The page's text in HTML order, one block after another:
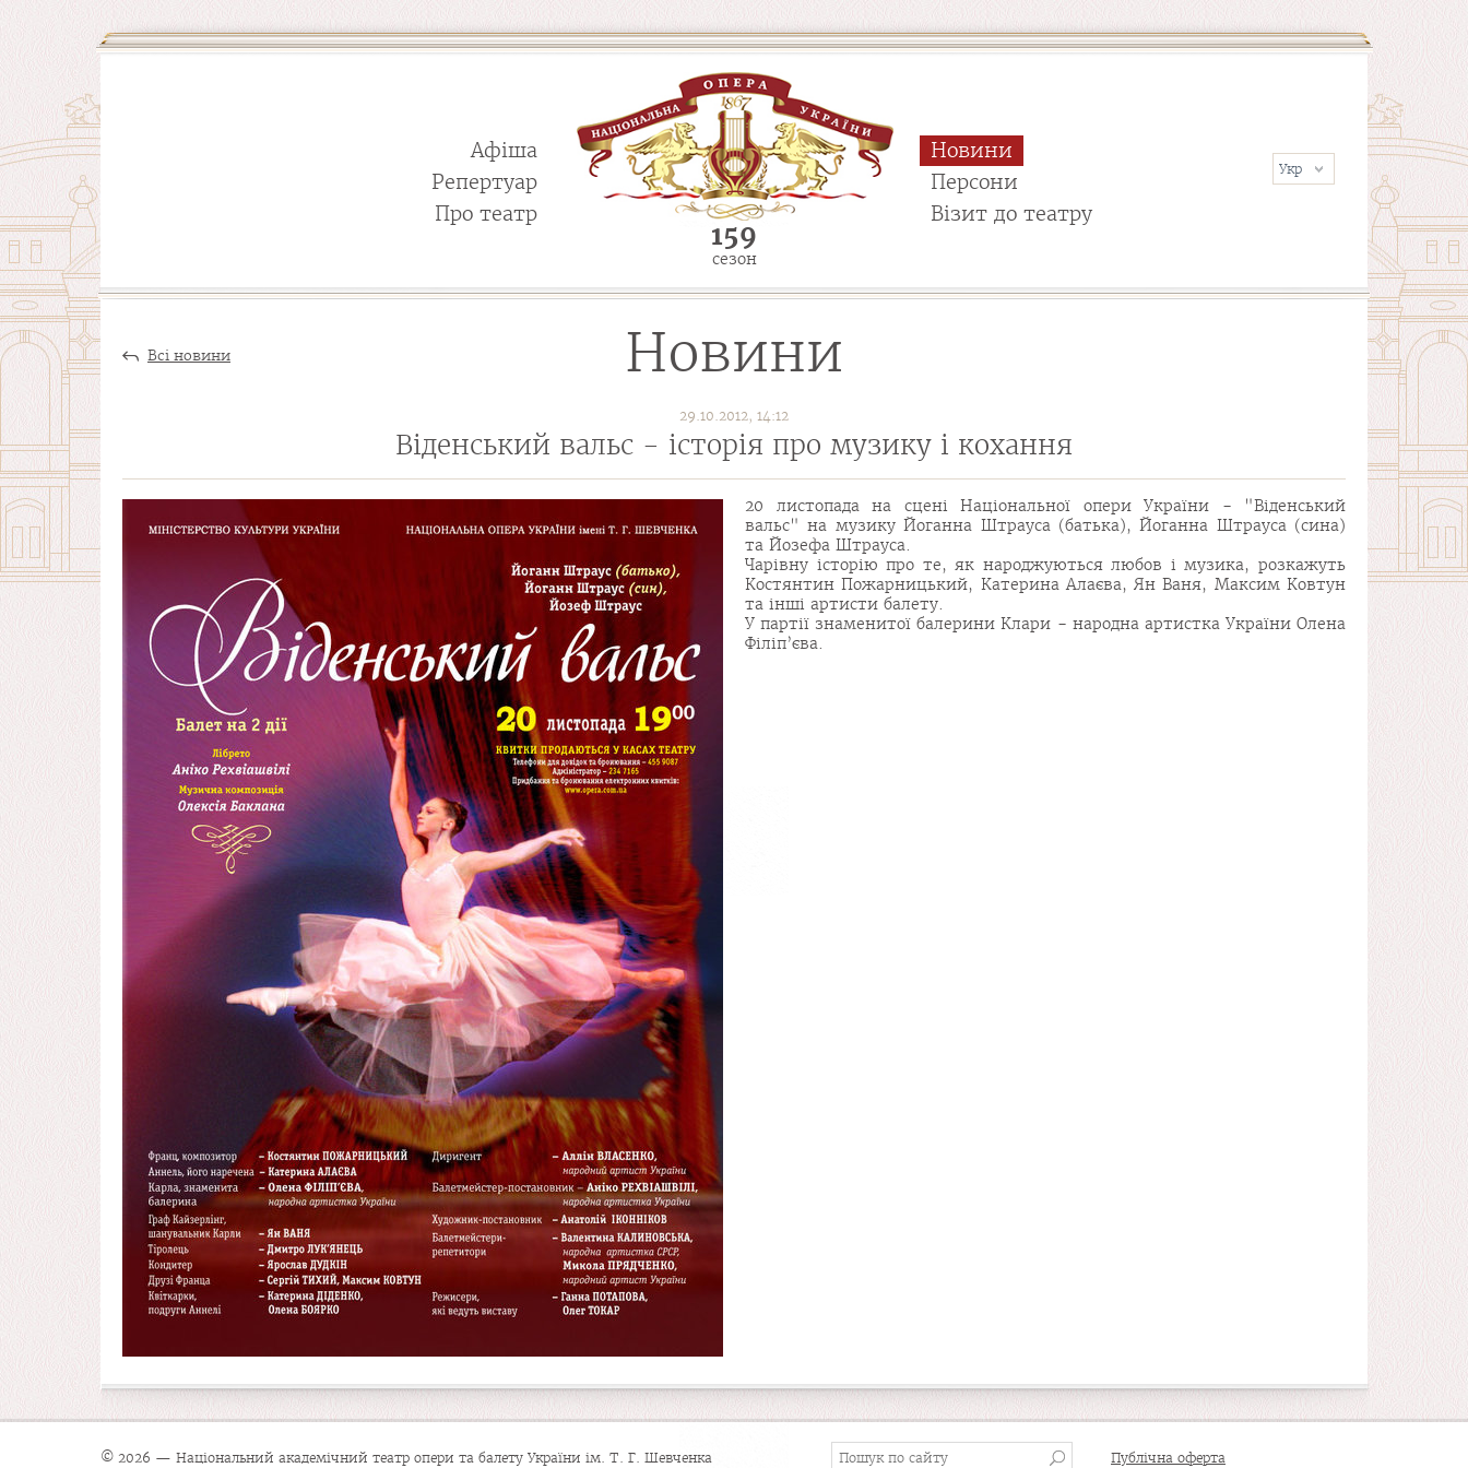
Афіша
Репертуар
Про театр
Новини
Персони
Візит до театру
159
сезон
Всі новини Новини
29.10.2012, 14:12
Віденський вальс - історія про музику і кохання
20 листопада на сцені Національної опери України - "Віденський
вальс" на музику Йоганна Штрауса (батька), Йоганна Штрауса (сина)
та Йозефа Штрауса.
Чарівну історію про те, як народжуються любов і музика, розкажуть
Костянтин Пожарницький, Катерина Алаєва, Ян Ваня, Максим Ковтун
та інші артисти балету.
У партії знаменитої балерини Клари - народна артистка України Олена
Філіп’єва.
© 2026 — Національний академічний театр опери та балету України ім. Т. Г. Шевченка Публічна оферта